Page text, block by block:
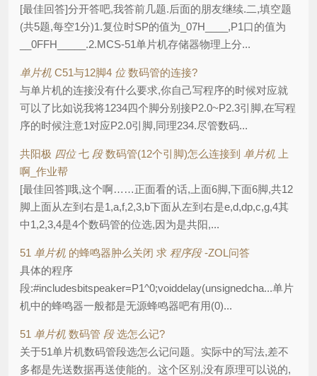
[最佳回答]分开答吧,我答前几题.后面的朋友继续.二,填空题
(共5题,每空1分)1.复位时SP的值为_07H____,P1口的值为
__0FFH_____.2.MCS-51单片机存储器物理上分...
单片机 C51与12脚4 位数码管的连接?
与单片机的连接没有什么要求,你自己写程序的时候对应就
可以了比如说我将1234四个脚分别接P2.0~P2.3引脚,在写程
序的时候注意1对应P2.0引脚,同理234.尽管数码...
共阳极 四位七 段数码管(12个引脚)怎么连接到 单片机
上
啊_作业帮
[最佳回答]哦,这个啊……正面看的话,上面6脚,下面6脚,共12
脚上面从左到右是1,a,f,2,3,b下面从左到右是e,d,dp,c,g,4其
中1,2,3,4是4个数码管的位选,因为是共阳,...
51 单片机 的蜂鸣器肿么关闭 求 程序段-ZOL问答
具体的程序
段:#includesbitspeaker=P1^0;voiddelay(unsignedcha...单片
机中的蜂鸣器一般都是无源蜂鸣器吧有用(0)...
51 单片机 数码管 段选怎么记?
关于51单片机数码管段选怎么记问题。实际中的写法,差不
多都是先送数据再送使能的。这个区别,没有原理可以说的,